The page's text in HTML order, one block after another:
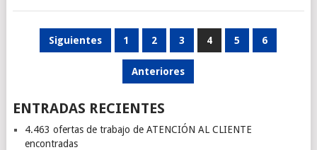
PAGINACIÓN
Siguientes 1 2 3 4 5 6
Anteriores
ENTRADAS RECIENTES
4.463 ofertas de trabajo de ATENCIÓN AL CLIENTE
encontradas